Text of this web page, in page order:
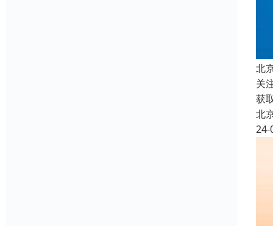
北
关
获
北
24-